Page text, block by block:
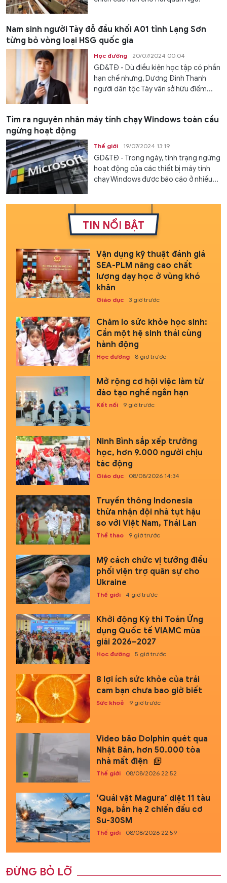
Nam sinh người Tày đỗ đầu khối A01 tỉnh Lạng Sơn
từng bỏ vòng loại HSG quốc gia
Học đường 20/07/2024 00:04
GD&TĐ - Dù điều kiện học tập có phần
hạn chế nhưng, Dương Đình Thanh
người dân tộc Tày vẫn sở hữu điểm...
Tìm ra nguyên nhân máy tính chạy Windows toàn cầu
ngừng hoạt động
Thế giới 19/07/2024 13:19
GD&TĐ - Trong ngày, tình trạng ngừng
hoạt động của các thiết bị máy tính
chạy Windows được báo cáo ở nhiều...
TIN NỔI BẬT
Vận dụng kỹ thuật đánh giá
SEA-PLM nâng cao chất
lượng dạy học ở vùng khó
khăn
Giáo dục 3 giờ trước
Chăm lo sức khỏe học sinh:
Cần một hệ sinh thái cùng
hành động
Học đường 8 giờ trước
Mở rộng cơ hội việc làm từ
đào tạo nghề ngắn hạn
Kết nối 9 giờ trước
Ninh Bình sắp xếp trường
học, hơn 9.000 người chịu
tác động
Giáo dục 08/08/2026 14:34
Truyền thông Indonesia
thừa nhận đội nhà tụt hậu
so với Việt Nam, Thái Lan
Thể thao 9 giờ trước
Mỹ cách chức vị tướng điều
phối viện trợ quân sự cho
Ukraine
Thế giới 4 giờ trước
Khởi động Kỳ thi Toán Ứng
dụng Quốc tế VIAMC mùa
giải 2026–2027
Học đường 5 giờ trước
8 lợi ích sức khỏe của trái
cam bạn chưa bao giờ biết
Sức khoẻ 9 giờ trước
Video bão Dolphin quét qua
Nhật Bản, hơn 50.000 tòa
nhà mất điện
Thế giới 08/08/2026 22:52
‘Quái vật Magura’ diệt 11 tàu
Nga, bắn hạ 2 chiến đấu cơ
Su-30SM
Thế giới 08/08/2026 22:59
ĐỪNG BỎ LỠ